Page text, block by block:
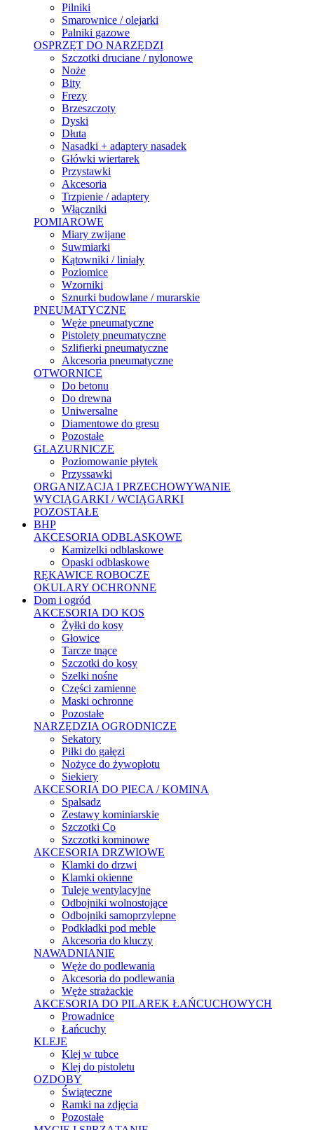
Pilniki
Smarownice / olejarki
Palniki gazowe
OSPRZĘT DO NARZĘDZI
Szczotki druciane / nylonowe
Noże
Bity
Frezy
Brzeszczoty
Dyski
Dłuta
Nasadki + adaptery nasadek
Główki wiertarek
Przystawki
Akcesoria
Trzpienie / adaptery
Włączniki
POMIAROWE
Miary zwijane
Suwmiarki
Kątowniki / liniały
Poziomice
Wzorniki
Sznurki budowlane / murarskie
PNEUMATYCZNE
Węże pneumatyczne
Pistolety pneumatyczne
Szlifierki pneumatyczne
Akcesoria pneumatyczne
OTWORNICE
Do betonu
Do drewna
Uniwersalne
Diamentowe do gresu
Pozostałe
GLAZURNICZE
Poziomowanie płytek
Przyssawki
ORGANIZACJA I PRZECHOWYWANIE
WYCIĄGARKI / WCIĄGARKI
POZOSTAŁE
BHP
AKCESORIA ODBLASKOWE
Kamizelki odblaskowe
Opaski odblaskowe
RĘKAWICE ROBOCZE
OKULARY OCHRONNE
Dom i ogród
AKCESORIA DO KOS
Żyłki do kosy
Głowice
Tarcze tnące
Szczotki do kosy
Szelki nośne
Części zamienne
Maski ochronne
Pozostałe
NARZĘDZIA OGRODNICZE
Sekatory
Piłki do gałęzi
Nożyce do żywopłotu
Siekiery
AKCESORIA DO PIECA / KOMINA
Spalsadz
Zestawy kominiarskie
Szczotki Co
Szczotki kominowe
AKCESORIA DRZWIOWE
Klamki do drzwi
Klamki okienne
Tuleje wentylacyjne
Odbojniki wolnostojące
Odbojniki samoprzylepne
Podkładki pod meble
Akcesoria do kluczy
NAWADNIANIE
Węże do podlewania
Akcesoria do podlewania
Węże strażackie
AKCESORIA DO PILAREK ŁAŃCUCHOWYCH
Prowadnice
Łańcuchy
KLEJE
Klej w tubce
Klej do pistoletu
OZDOBY
Świąteczne
Ramki na zdjęcia
Pozostałe